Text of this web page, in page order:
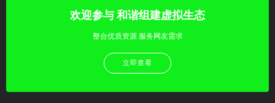
欢迎参与 和谐组建虚拟生态
整合优质资源 服务网友需求
立即查看